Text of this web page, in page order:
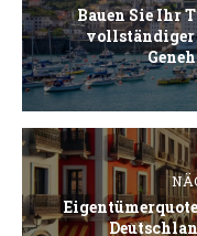
Bauen Sie Ihr
vollständiger